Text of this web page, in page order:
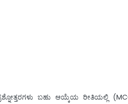
ಬಹು ಆಯ್ಕೆಯ ರೀತಿಯಲ್ಲಿ